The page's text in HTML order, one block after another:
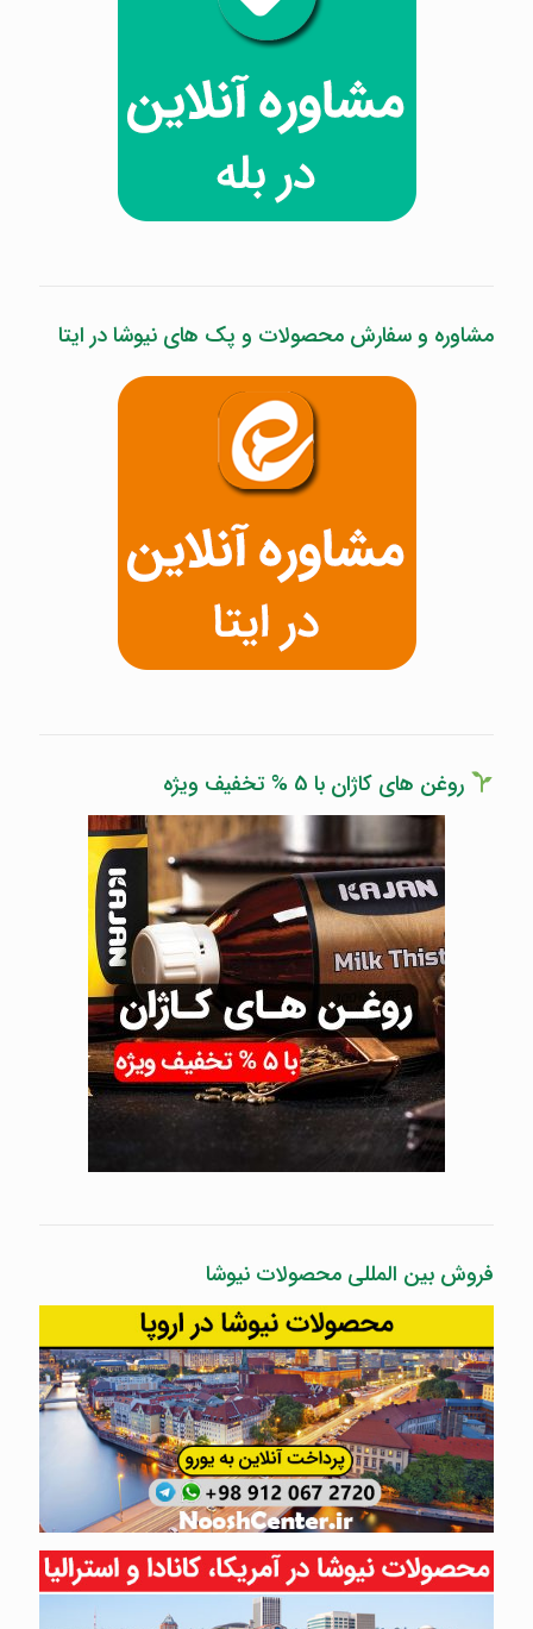
مشاوره و سفارش محصولات و پک های نیوشا در ایتا
روغن های کاژان با 5 % تخفیف ویژه
فروش بین المللی محصولات نیوشا